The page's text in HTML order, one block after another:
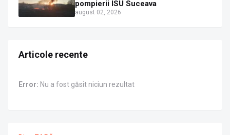
pompierii ISU Suceava
august 02, 2026
Articole recente
Error: Nu a fost găsit niciun rezultat